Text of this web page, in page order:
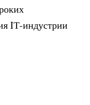
IТ-индустрии